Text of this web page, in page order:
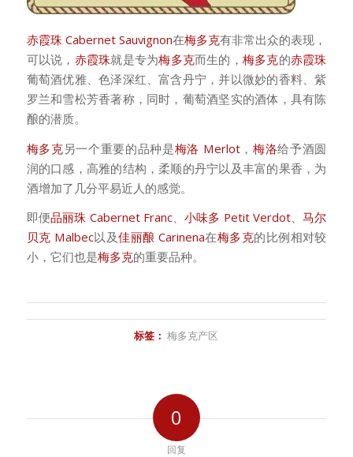
赤霞珠 Cabernet Sauvignon在梅多克有非常出众的表现，
可以说， 赤霞珠就是专为梅多克而生的， 梅多克的赤霞珠
葡萄酒优雅、色泽深红、富含丹宁，并以微妙的香料、紫
罗兰和雪松芳香著称，同时，葡萄酒坚实的酒体，具有陈
酿的潜质。
梅多克另一个重要的品种是梅洛 Merlot，梅洛给予酒圆
润的口感，高雅的结构，柔顺的丹宁以及丰富的果香，为
酒增加了几分平易近人的感觉。
即便品丽珠 Cabernet Franc、小味多 Petit Verdot、马尔
贝克 Malbec以及佳丽酿 Carinena在梅多克的比例相对较
小，它们也是梅多克的重要品种。
标签： 梅多克产区
0
回复